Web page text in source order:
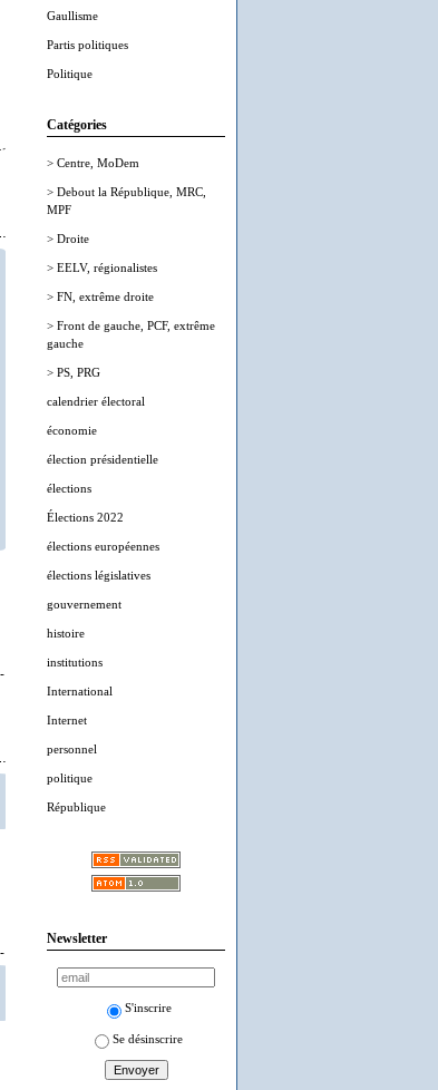
Gaullisme
Partis politiques
Politique
Catégories
> Centre, MoDem
> Debout la République, MRC,
MPF
> Droite
> EELV, régionalistes
> FN, extrême droite
> Front de gauche, PCF, extrême
gauche
> PS, PRG
calendrier électoral
économie
élection présidentielle
élections
Élections 2022
élections européennes
élections législatives
gouvernement
histoire
institutions
International
Internet
personnel
politique
République
Newsletter
S'inscrire
Se désinscrire